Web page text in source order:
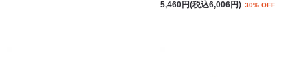
5,460円(税込6,006円) 30% OFF